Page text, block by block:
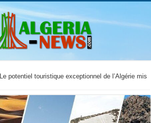
Le potentiel touristique exceptionnel de l’Algérie mis